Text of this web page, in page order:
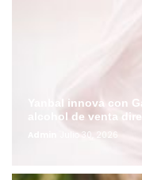
Yanbal innova con
alcohol de venta
Julio 30, 2026